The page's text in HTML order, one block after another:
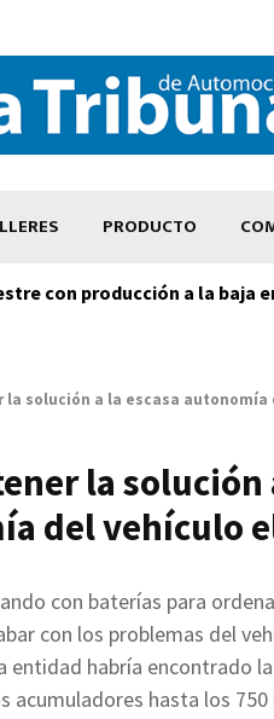
PRODUCTO
con producción a la baja
la solución a la escasa
la solución
del vehículo
con baterías para
con los problemas del
entidad habría encontrado
acumuladores hasta los